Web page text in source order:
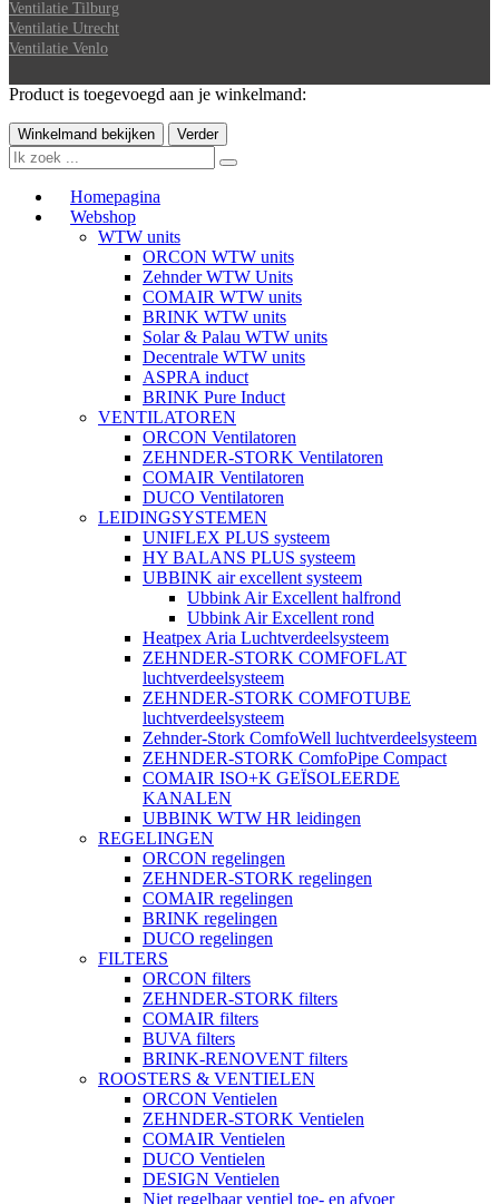
Ventilatie Tilburg
Ventilatie Utrecht
Ventilatie Venlo
Product is toegevoegd aan je winkelmand:
Winkelmand bekijken Verder
Homepagina
Webshop
WTW units
ORCON WTW units
Zehnder WTW Units
COMAIR WTW units
BRINK WTW units
Solar & Palau WTW units
Decentrale WTW units
ASPRA induct
BRINK Pure Induct
VENTILATOREN
ORCON Ventilatoren
ZEHNDER-STORK Ventilatoren
COMAIR Ventilatoren
DUCO Ventilatoren
LEIDINGSYSTEMEN
UNIFLEX PLUS systeem
HY BALANS PLUS systeem
UBBINK air excellent systeem
Ubbink Air Excellent halfrond
Ubbink Air Excellent rond
Heatpex Aria Luchtverdeelsysteem
ZEHNDER-STORK COMFOFLAT
luchtverdeelsysteem
ZEHNDER-STORK COMFOTUBE
luchtverdeelsysteem
Zehnder-Stork ComfoWell luchtverdeelsysteem
ZEHNDER-STORK ComfoPipe Compact
COMAIR ISO+K GEÏSOLEERDE
KANALEN
UBBINK WTW HR leidingen
REGELINGEN
ORCON regelingen
ZEHNDER-STORK regelingen
COMAIR regelingen
BRINK regelingen
DUCO regelingen
FILTERS
ORCON filters
ZEHNDER-STORK filters
COMAIR filters
BUVA filters
BRINK-RENOVENT filters
ROOSTERS & VENTIELEN
ORCON Ventielen
ZEHNDER-STORK Ventielen
COMAIR Ventielen
DUCO Ventielen
DESIGN Ventielen
Niet regelbaar ventiel toe- en afvoer